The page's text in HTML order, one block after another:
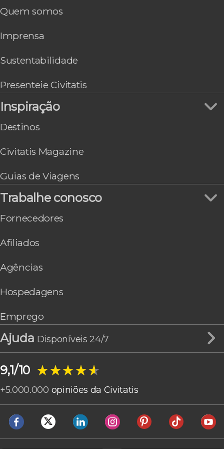
Toulouse
Poitiers
Quem somos
Imprensa
Sustentabilidade
Presenteie Civitatis
Inspiração
Destinos
Civitatis Magazine
Guias de Viagens
Trabalhe conosco
Fornecedores
Afiliados
Agências
Hospedagens
Emprego
Ajuda Disponíveis 24/7
9,1/10 ★★★★★
★★★★★
+5.000.000 opiniões da Civitatis